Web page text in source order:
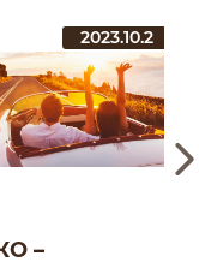
2023.10.2
–